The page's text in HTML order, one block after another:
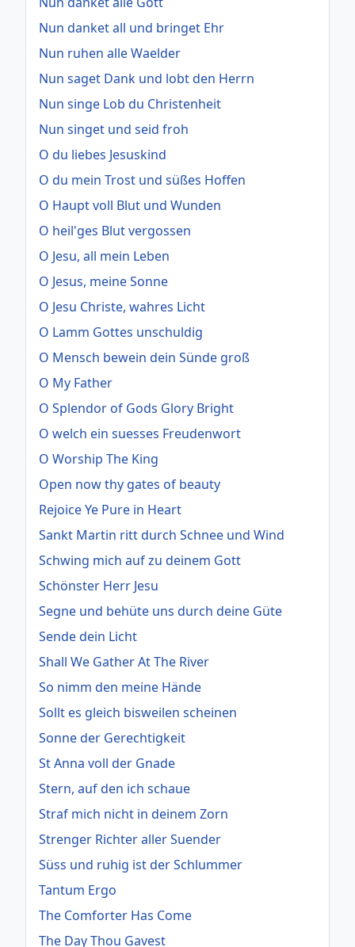
Nun danket all und bringet Ehr
Nun ruhen alle Waelder
Nun saget Dank und lobt den Herrn
Nun singe Lob du Christenheit
Nun singet und seid froh
O du liebes Jesuskind
O du mein Trost und süßes Hoffen
O Haupt voll Blut und Wunden
O heil'ges Blut vergossen
O Jesu, all mein Leben
O Jesus, meine Sonne
O Jesu Christe, wahres Licht
O Lamm Gottes unschuldig
O Mensch bewein dein Sünde groß
O My Father
O Splendor of Gods Glory Bright
O welch ein suesses Freudenwort
O Worship The King
Open now thy gates of beauty
Rejoice Ye Pure in Heart
Sankt Martin ritt durch Schnee und Wind
Schwing mich auf zu deinem Gott
Schönster Herr Jesu
Segne und behüte uns durch deine Güte
Sende dein Licht
Shall We Gather At The River
So nimm den meine Hände
Sollt es gleich bisweilen scheinen
Sonne der Gerechtigkeit
St Anna voll der Gnade
Stern, auf den ich schaue
Straf mich nicht in deinem Zorn
Strenger Richter aller Suender
Süss und ruhig ist der Schlummer
Tantum Ergo
The Comforter Has Come
The Day Thou Gavest